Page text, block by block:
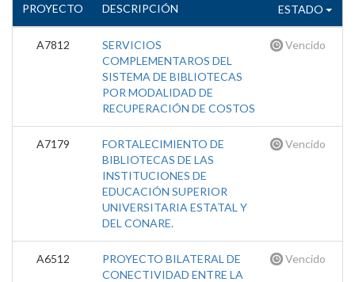
PROYECTO
DESCRIPCIÓN ESTADO
A7812
SERVICIOS
COMPLEMENTAROS DEL
SISTEMA DE BIBLIOTECAS
POR MODALIDAD DE
RECUPERACIÓN DE COSTOS
Vencido
A7179
FORTALECIMIENTO DE
BIBLIOTECAS DE LAS
INSTITUCIONES DE
EDUCACIÓN SUPERIOR
UNIVERSITARIA ESTATAL Y
DEL CONARE.
Vencido
A6512
PROYECTO BILATERAL DE
CONECTIVIDAD ENTRE LA
Vencido